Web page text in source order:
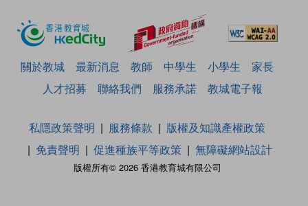
關於教城 最新消息 教師 中學生 小學生
家長
人才招募
聯絡我們 服務承諾 教城電子報
版權所有© 2026 香港教育城有限公司
私隱政策聲明 服務條款
版權及知識產權政策
免責聲明
促進種族平等政策 無障礙網站設計